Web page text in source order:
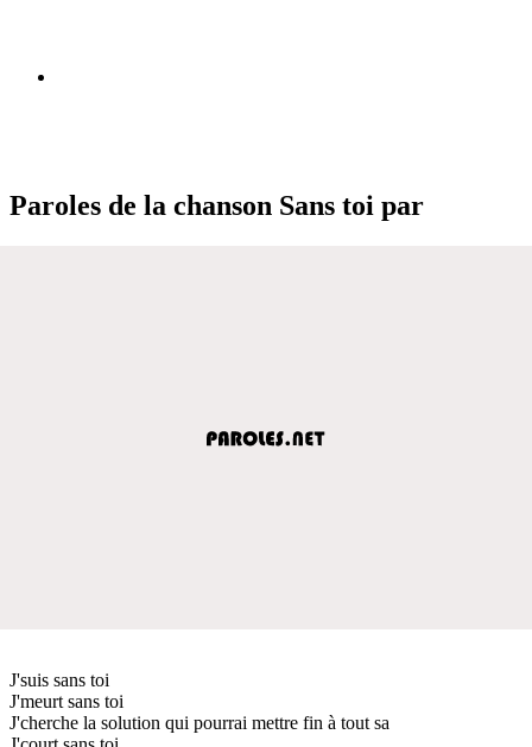
Paroles de la chanson Sans toi par
J'suis sans toi
J'meurt sans toi
J'cherche la solution qui pourrai mettre fin à tout sa